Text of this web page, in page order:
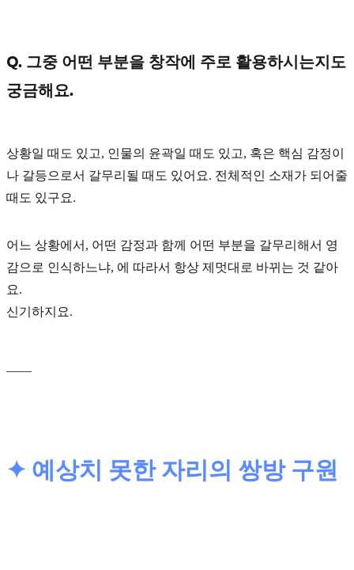
Q. 그중 어떤 부분을 창작에 주로 활용하시는지도
궁금해요.
상황일 때도 있고, 인물의 윤곽일 때도 있고, 혹은 핵심 감정이
나 갈등으로서 갈무리될 때도 있어요. 전체적인 소재가 되어줄
때도 있구요.
어느 상황에서, 어떤 감정과 함께 어떤 부분을 갈무리해서 영
감으로 인식하느냐, 에 따라서 항상 제멋대로 바뀌는 것 같아
요.
신기하지요.
✦ 예상치 못한 자리의 쌍방 구원